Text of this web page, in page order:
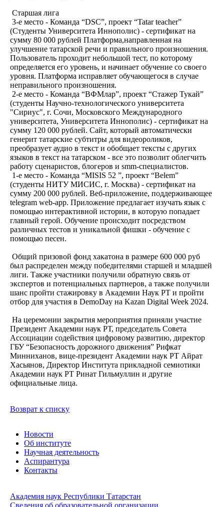
Старшая лига
3-е место - Команда “DSC”, проект “Tatar teacher”
(Студенты Университета Иннополис) - сертификат на
сумму 80 000 рублей Платформа,направленная на
улучшение татарской речи и правильного произношения.
Пользователь проходит небольшой тест, по которому
определяется его уровень, и начинает обучение со своего
уровня. Платформа исправляет обучающегося в случае
неправильного произношения.
2-е место - Команда “ВФМлар”, проект “Стажер Тукай”
(студенты Научно-технологического университета
"Сириус", г. Сочи, Московского Международного
университета, Университета Иннополис) - сертификат на
сумму 120 000 рублей. Сайт, который автоматически
генерит татарские субтитры для видеороликов,
преобразует аудио в текст и обобщает тексты с других
языков в текст на татарском - все это позволит облегчить
работу сценаристов, блогеров и smm-специалистов.
1-е место - Команда “MISIS 52 ”, проект “Belem”
(студенты НИТУ МИСИС, г. Москва) - сертификат на
сумму 200 000 рублей. Веб-приложение, поддерживающее
telegram web-app. Приложение предлагает изучать язык с
помощью интерактивной истории, в которую попадает
главный герой. Обучение происходит посредством
различных тестов и уникальной фишки - обучение с
помощью песен.
Общий призовой фонд хакатона в размере 600 000 руб
был распределен между победителями старшей и младшей
лиги. Также участники получили обратную связь от
экспертов и потенциальных партнеров, а также получили
шанс пройти стажировку в Академии Наук РТ и пройти
отбор для участия в DemoDay на Kazan Digital Week 2024.
На церемонии закрытия мероприятия приняли участие
Президент Академии наук РТ, председатель Совета
Ассоциации содействия цифровому развитию, директор
ГБУ “Безопасность дорожного движения” Рифкат
Минниханов, вице-президент Академии наук РТ Айрат
Хасьянов, Директор Института прикладной семиотики
Академии наук РТ Ринат Гильмуллин и другие
официальные лица.
Возврат к списку
Новости
Об институте
Научная деятельность
Аспирантура
Контакты
Академия наук Республики Татарстан